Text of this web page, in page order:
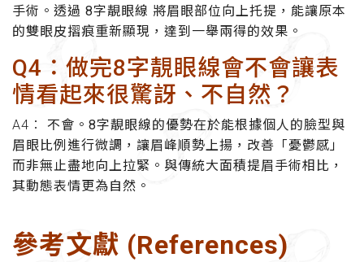
手術。透過 8字靚眼線 將眉眼部位向上托提，能讓原本
的雙眼皮摺痕重新顯現，達到一舉兩得的效果。
Q4：做完8字靚眼線會不會讓表
情看起來很驚訝、不自然？
A4：
不會。8字靚眼線的優勢在於能根據個人的臉型與
眉眼比例進行微調，讓眉峰順勢上揚，改善「憂鬱感」
而非無止盡地向上拉緊。與傳統大面積提眉手術相比，
其動態表情更為自然。
參考文獻 (References)